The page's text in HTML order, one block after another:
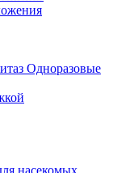
Одноразовые
насекомых